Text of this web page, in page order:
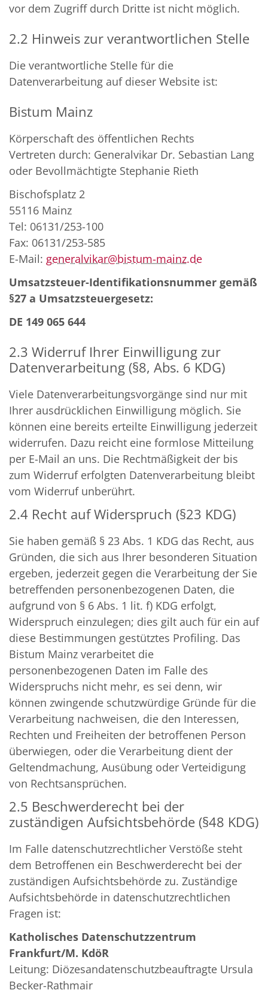
vor dem Zugriff durch Dritte ist nicht möglich.
2.2 Hinweis zur verantwortlichen Stelle
Die verantwortliche Stelle für die
Datenverarbeitung auf dieser Website ist:
Bistum Mainz
Körperschaft des öffentlichen Rechts
Vertreten durch: Generalvikar Dr. Sebastian Lang
oder Bevollmächtigte Stephanie Rieth
Bischofsplatz 2
55116 Mainz
Tel: 06131/253-100
Fax: 06131/253-585
E-Mail: generalvikar@bistum-mainz.de
Umsatzsteuer-Identifikationsnummer gemäß
§27 a Umsatzsteuergesetz:
DE 149 065 644
2.3 Widerruf Ihrer Einwilligung zur
Datenverarbeitung (§8, Abs. 6 KDG)
Viele Datenverarbeitungsvorgänge sind nur mit
Ihrer ausdrücklichen Einwilligung möglich. Sie
können eine bereits erteilte Einwilligung jederzeit
widerrufen. Dazu reicht eine formlose Mitteilung
per E-Mail an uns. Die Rechtmäßigkeit der bis
zum Widerruf erfolgten Datenverarbeitung bleibt
vom Widerruf unberührt.
2.4 Recht auf Widerspruch (§23 KDG)
Sie haben gemäß § 23 Abs. 1 KDG das Recht, aus
Gründen, die sich aus Ihrer besonderen Situation
ergeben, jederzeit gegen die Verarbeitung der Sie
betreffenden personenbezogenen Daten, die
aufgrund von § 6 Abs. 1 lit. f) KDG erfolgt,
Widerspruch einzulegen; dies gilt auch für ein auf
diese Bestimmungen gestütztes Profiling. Das
Bistum Mainz verarbeitet die
personenbezogenen Daten im Falle des
Widerspruchs nicht mehr, es sei denn, wir
können zwingende schutzwürdige Gründe für die
Verarbeitung nachweisen, die den Interessen,
Rechten und Freiheiten der betroffenen Person
überwiegen, oder die Verarbeitung dient der
Geltendmachung, Ausübung oder Verteidigung
von Rechtsansprüchen.
2.5 Beschwerderecht bei der
zuständigen Aufsichtsbehörde (§48 KDG)
Im Falle datenschutzrechtlicher Verstöße steht
dem Betroffenen ein Beschwerderecht bei der
zuständigen Aufsichtsbehörde zu. Zuständige
Aufsichtsbehörde in datenschutzrechtlichen
Fragen ist:
Katholisches Datenschutzzentrum
Frankfurt/M. KdöR
Leitung: Diözesandatenschutzbeauftragte Ursula
Becker-Rathmair